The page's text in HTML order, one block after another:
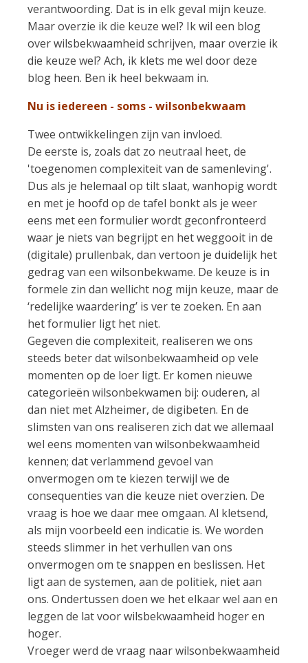
verantwoording. Dat is in elk geval mijn keuze.
Maar overzie ik die keuze wel? Ik wil een blog
over wilsbekwaamheid schrijven, maar overzie ik
die keuze wel? Ach, ik klets me wel door deze
blog heen. Ben ik heel bekwaam in.
Nu is iedereen - soms - wilsonbekwaam
Twee ontwikkelingen zijn van invloed.
De eerste is, zoals dat zo neutraal heet, de
'toegenomen complexiteit van de samenleving'.
Dus als je helemaal op tilt slaat, wanhopig wordt
en met je hoofd op de tafel bonkt als je weer
eens met een formulier wordt geconfronteerd
waar je niets van begrijpt en het weggooit in de
(digitale) prullenbak, dan vertoon je duidelijk het
gedrag van een wilsonbekwame. De keuze is in
formele zin dan wellicht nog mijn keuze, maar de
‘redelijke waardering’ is ver te zoeken. En aan
het formulier ligt het niet.
Gegeven die complexiteit, realiseren we ons
steeds beter dat wilsonbekwaamheid op vele
momenten op de loer ligt. Er komen nieuwe
categorieën wilsonbekwamen bij: ouderen, al
dan niet met Alzheimer, de digibeten. En de
slimsten van ons realiseren zich dat we allemaal
wel eens momenten van wilsonbekwaamheid
kennen; dat verlammend gevoel van
onvermogen om te kiezen terwijl we de
consequenties van die keuze niet overzien. De
vraag is hoe we daar mee omgaan. Al kletsend,
als mijn voorbeeld een indicatie is. We worden
steeds slimmer in het verhullen van ons
onvermogen om te snappen en beslissen. Het
ligt aan de systemen, aan de politiek, niet aan
ons. Ondertussen doen we het elkaar wel aan en
leggen de lat voor wilsbekwaamheid hoger en
hoger.
Vroeger werd de vraag naar wilsonbekwaamheid